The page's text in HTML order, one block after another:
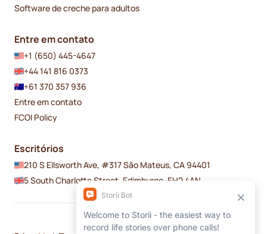
Software de creche para adultos
Entre em contato
+1 (650) 445-4647
+44 141 816 0373
+61 370 357 936
Entre em contato
FCOI Policy
Escritórios
210 S Ellsworth Ave, #317 São Mateus, CA 94401
5 South Charlotte Street, Edimburgo, EH2 4AN